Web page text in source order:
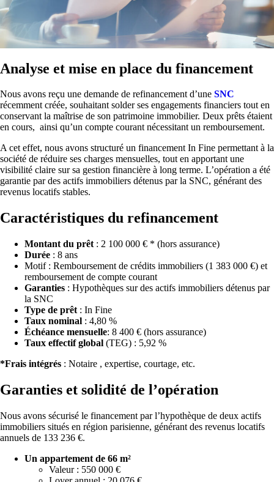
Analyse et mise en place du financement
Nous avons reçu une demande de refinancement d’une SNC
récemment créée, souhaitant solder ses engagements financiers tout en
conservant la maîtrise de son patrimoine immobilier. Deux prêts étaient
en cours, ainsi qu’un compte courant nécessitant un remboursement.
A cet effet, nous avons structuré un financement In Fine permettant à la
société de réduire ses charges mensuelles, tout en apportant une
visibilité claire sur sa gestion financière à long terme. L’opération a été
garantie par des actifs immobiliers détenus par la SNC, générant des
revenus locatifs stables.
Caractéristiques du refinancement
Montant du prêt : 2 100 000 € * (hors assurance)
Durée : 8 ans
Motif: Remboursement de crédits immobiliers (1 383 000 €) et
remboursement de compte courant
Garanties : Hypothèques sur des actifs immobiliers détenus par
la SNC
Type de prêt : In Fine
Taux nominal : 4,80 %
Échéance mensuelle: 8 400 € (hors assurance)
Taux effectif global (TEG) : 5,92 %
*Frais intégrés : Notaire , expertise, courtage, etc.
Garanties et solidité de l’opération
Nous avons sécurisé le financement par l’hypothèque de deux actifs
immobiliers situés en région parisienne, générant des revenus locatifs
annuels de 133 236 €.
Un appartement de 66 m²
Valeur : 550 000 €